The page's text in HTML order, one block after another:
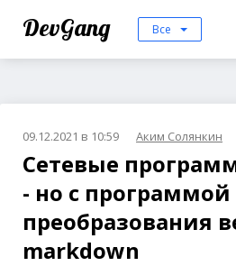
DevGang Все
09.12.2021 в 10:59 Аким Солянкин
Сетевые
- но с программой
преобразования
markdown